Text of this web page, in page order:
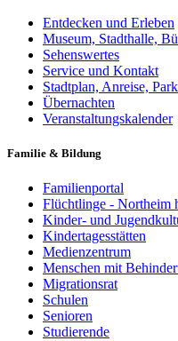
Entdecken und Erleben
Museum, Stadthalle,
Sehenswertes
Service und Kontakt
Stadtplan, Anreise,
Übernachten
Veranstaltungskalender
Familie & Bildung
Familienportal
Flüchtlinge - Northeim
Kinder- und
Kindertagesstätten
Medienzentrum
Menschen mit
Migrationsrat
Schulen
Senioren
Studierende